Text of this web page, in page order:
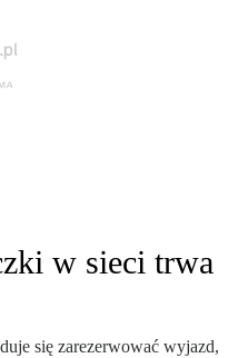
w sieci trwa
się zarezerwować wyjazd,